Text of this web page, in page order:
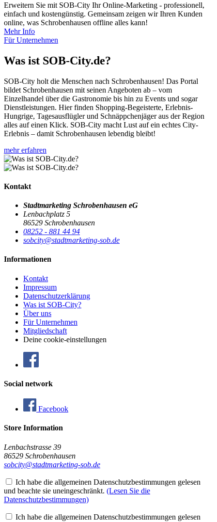
Erweitern Sie mit SOB-City Ihr Online-Marketing - professionell,
einfach und kostengünstig. Gemeinsam zeigen wir Ihren Kunden
online, was Schrobenhausen offline alles kann!
Mehr Info
Für Unternehmen
Was ist SOB-City.de?
SOB-City holt die Menschen nach Schrobenhausen! Das Portal
bildet Schrobenhausen mit seinen Angeboten ab – vom
Einzelhandel über die Gastronomie bis hin zu Events und sogar
Dienstleistungen. Hier finden Shopping-Begeisterte, Erlebnis-
Hungrige, Tagesausflügler und Schnäppchenjäger aus der Region
alles auf einen Klick. SOB-City macht Lust auf ein echtes City-
Erlebnis – damit Schrobenhausen lebendig bleibt!
mehr erfahren
Kontakt
Stadtmarketing Schrobenhausen eG
Lenbachplatz 5
86529 Schrobenhausen
08252 - 881 44 94
sobcity@stadtmarketing-sob.de
Informationen
Kontakt
Impressum
Datenschutzerklärung
Was ist SOB-City?
Über uns
Für Unternehmen
Mitgliedschaft
Deine cookie-einstellungen
Social network
Facebook
Store Information
Lenbachstrasse 39
86529 Schrobenhausen
sobcity@stadtmarketing-sob.de
Ich habe die allgemeinen Datenschutzbestimmungen gelesen
und beachte sie uneingeschränkt. (Lesen Sie die
Datenschutzbestimmungen)
Ich habe die allgemeinen Datenschutzbestimmungen gelesen